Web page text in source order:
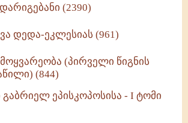
(2390)
დედა-ეკლესიას (961)
(პირველი წიგნის
(844)
გაბრიელ ეპისკოპოსისა - I ტომი